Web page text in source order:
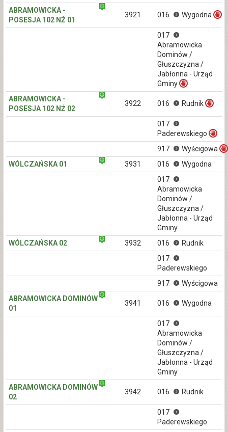
ABRAMOWICKA -
POSESJA 102 NŻ 01
3921 016 Wygodna
017
Abramowicka
Dominów /
Głuszczyzna /
Jabłonna - Urząd
Gminy
ABRAMOWICKA -
POSESJA 102 NŻ 02
3922 016 Rudnik
017
Paderewskiego
917
Wyścigowa
WÓLCZAŃSKA 01
3931 016
Wygodna
017
Abramowicka
Dominów /
Głuszczyzna /
Jabłonna - Urząd
Gminy
WÓLCZAŃSKA 02
3932 016
Rudnik
017
Paderewskiego
917
Wyścigowa
ABRAMOWICKA DOMINÓW
01
3941 016 Wygodna
017
Abramowicka
Dominów /
Głuszczyzna /
Jabłonna - Urząd
Gminy
ABRAMOWICKA DOMINÓW
02
3942 016 Rudnik
017
Paderewskiego